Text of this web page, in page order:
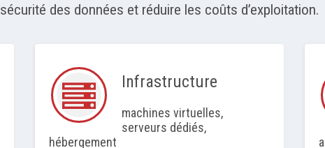
sécurité des données et réduire les coûts d’exploitation.
Infrastructure
machines virtuelles,
serveurs dédiés,
hébergement